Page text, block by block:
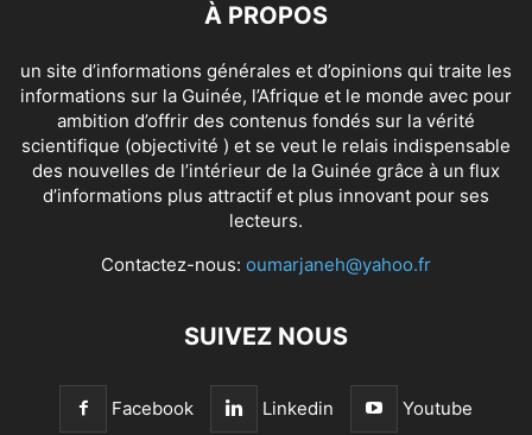
À PROPOS
un site d’informations générales et d’opinions qui traite les
informations sur la Guinée, l’Afrique et le monde avec pour
ambition d’offrir des contenus fondés sur la vérité
scientifique (objectivité ) et se veut le relais indispensable
des nouvelles de l’intérieur de la Guinée grâce à un flux
d’informations plus attractif et plus innovant pour ses
lecteurs.
Contactez-nous: oumarjaneh@yahoo.fr
SUIVEZ NOUS
Facebook Linkedin Youtube